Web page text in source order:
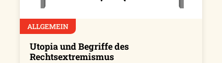
ALLGEMEIN
Utopia und Begriffe des
Rechtsextremismus